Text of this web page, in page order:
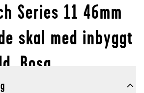
Series 11 46mm
skal med inbyggt
Rosa